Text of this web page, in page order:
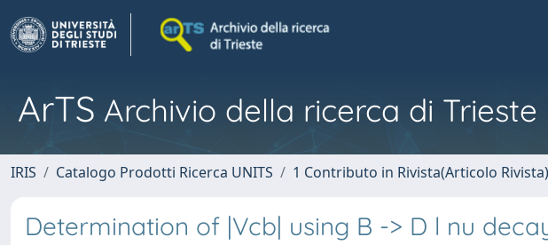
ArTS Archivio della ricerca di Trieste
IRIS Catalogo Prodotti Ricerca UNITS 1 Contributo in Rivista(Articolo Rivista)
Determination of |Vcb| using B -> D l nu